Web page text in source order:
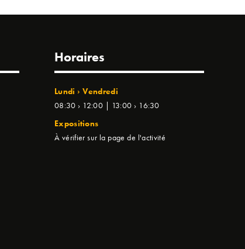
Horaires
Lundi › Vendredi
08:30 › 12:00 | 13:00 › 16:30
Expositions
À vérifier sur la page de l'activité